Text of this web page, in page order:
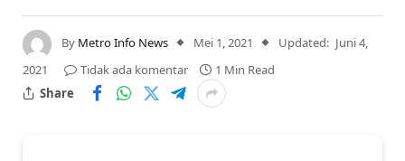
By Metro Info News Mei 1, 2021 Updated: Juni 4,
2021
Tidak ada komentar
1 Min Read
Share